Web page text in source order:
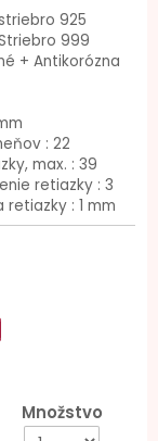
925
999
+ Antikorózna
: 22
max. : 39
retiazky : 3
retiazky : 1 mm
Množstvo